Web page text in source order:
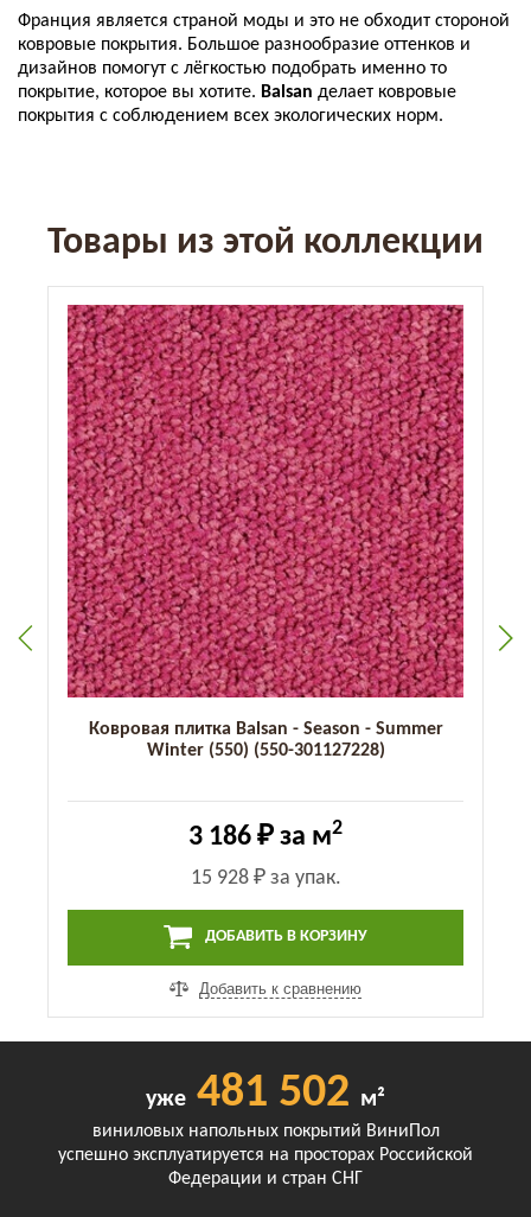
Франция является страной моды и это не обходит стороной
ковровые покрытия. Большое разнообразие оттенков и
дизайнов помогут с лёгкостью подобрать именно то
покрытие, которое вы хотите. Balsan делает ковровые
покрытия с соблюдением всех экологических норм.
Товары из этой коллекции
Ковровая плитка Balsan - Season - Summer
Winter (550) (550-301127228)
3 186 ₽ за м2
15 928 ₽за упак.
ДОБАВИТЬ В КОРЗИНУ
Добавить к сравнению
уже 481 502 м²
виниловых напольных покрытий ВиниПол
успешно эксплуатируется на просторах Российской
Федерации и стран СНГ